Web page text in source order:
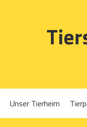
Unser Tierheim